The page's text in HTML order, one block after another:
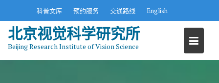
科普文库 预约服务 交通路线 English
北京视觉科学研究所
Beijing Research Institute of Vision Science